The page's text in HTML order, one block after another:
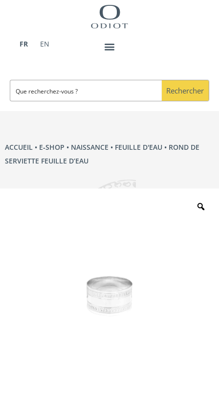
FR
EN
Rechercher
ACCUEIL • E‑SHOP • NAISSANCE • FEUILLE D'EAU • ROND DE
SERVIETTE FEUILLE D’EAU